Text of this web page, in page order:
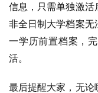
信息，只需单独激活
非全日制大学档案无
一学历前置档案，
活。
最后提醒大家，无论